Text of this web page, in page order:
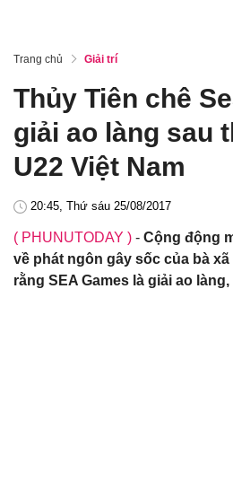
Trang chủ Giải trí
Thủy Tiên chê
giải ao làng sau
U22 Việt Nam
20:45, Thứ sáu 25/08/2017
( PHUNUTODAY ) - Cộng động
về phát ngôn gây sốc của bà
rằng SEA Games là giải ao